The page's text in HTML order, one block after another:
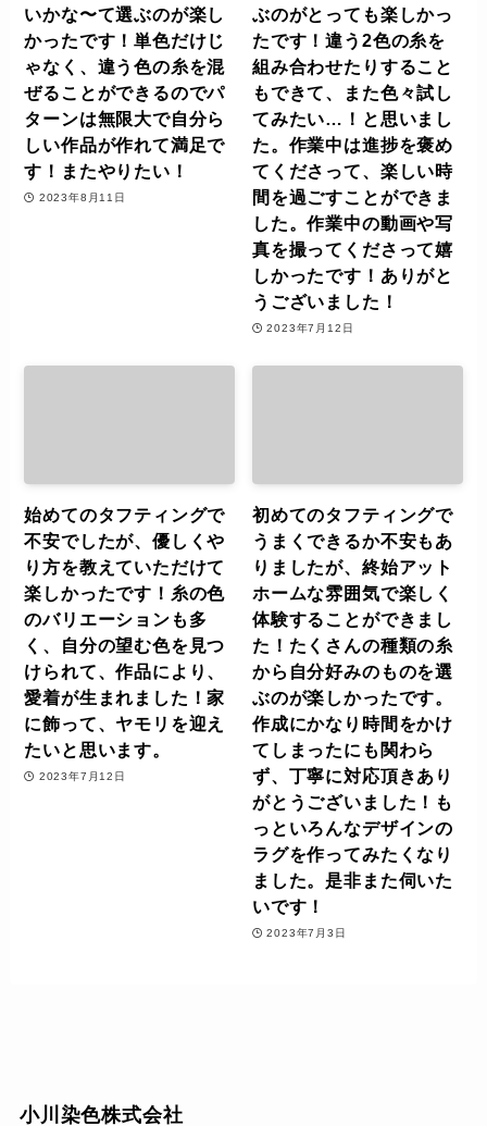
いかな〜て選ぶのが楽し
かったです！単色だけじ
ゃなく、違う色の糸を混
ぜることができるのでパ
ターンは無限大で自分ら
しい作品が作れて満足で
す！またやりたい！
2023年8月11日
ぶのがとっても楽しかっ
たです！違う2色の糸を
組み合わせたりすること
もできて、また色々試し
てみたい…！と思いまし
た。作業中は進捗を褒め
てくださって、楽しい時
間を過ごすことができま
した。作業中の動画や写
真を撮ってくださって嬉
しかったです！ありがと
うございました！
2023年7月12日
始めてのタフティングで
不安でしたが、優しくや
り方を教えていただけて
楽しかったです！糸の色
のバリエーションも多
く、自分の望む色を見つ
けられて、作品により、
愛着が生まれました！家
に飾って、ヤモリを迎え
たいと思います。
2023年7月12日
初めてのタフティングで
うまくできるか不安もあ
りましたが、終始アット
ホームな雰囲気で楽しく
体験することができまし
た！たくさんの種類の糸
から自分好みのものを選
ぶのが楽しかったです。
作成にかなり時間をかけ
てしまったにも関わら
ず、丁寧に対応頂きあり
がとうございました！も
っといろんなデザインの
ラグを作ってみたくなり
ました。是非また伺いた
いです！
2023年7月3日
小川染色株式会社